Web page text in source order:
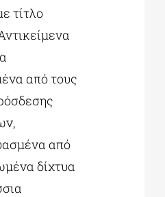
τίτλο
από τους
από
δίχτυα